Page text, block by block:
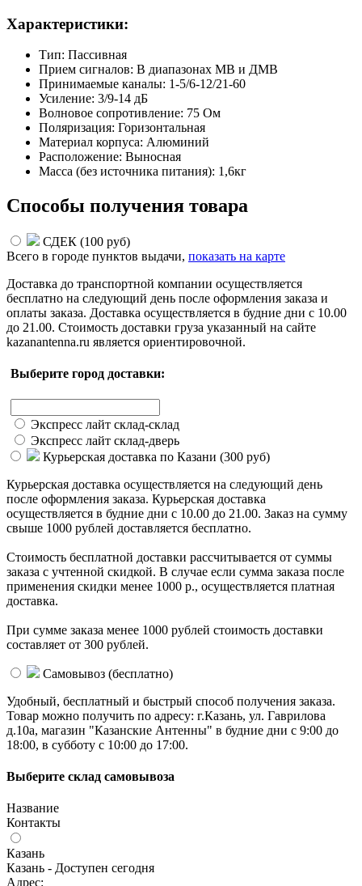
Характеристики:
Тип: Пассивная
Прием сигналов: В диапазонах МВ и ДМВ
Принимаемые каналы: 1-5/6-12/21-60
Усиление: 3/9-14 дБ
Волновое сопротивление: 75 Ом
Поляризация: Горизонтальная
Материал корпуса: Алюминий
Расположение: Выносная
Масса (без источника питания): 1,6кг
Способы получения товара
СДЕК (100 руб)
Всего в городе пунктов выдачи, показать на карте
Доставка до транспортной компании осуществляется
бесплатно на следующий день после оформления заказа и
оплаты заказа. Доставка осуществляется в будние дни с 10.00
до 21.00. Стоимость доставки груза указанный на сайте
kazanantenna.ru является ориентировочной.
Выберите город доставки:
Экспресс лайт склад-склад
Экспресс лайт склад-дверь
Курьерская доставка по Казани (300 руб)
Курьерская доставка осуществляется на следующий день
после оформления заказа. Курьерская доставка
осуществляется в будние дни с 10.00 до 21.00. Заказ на сумму
свыше 1000 рублей доставляется бесплатно.
Стоимость бесплатной доставки раcсчитывается от суммы
заказа с учтенной скидкой. В случае если сумма заказа после
применения скидки менее 1000 р., осуществляется платная
доставка.
При сумме заказа менее 1000 рублей стоимость доставки
составляет от 300 рублей.
Самовывоз (бесплатно)
Удобный, бесплатный и быстрый способ получения заказа.
Товар можно получить по адресу: г.Казань, ул. Гаврилова
д.10а, магазин "Казанские Антенны" в будние дни с 9:00 до
18:00, в субботу с 10:00 до 17:00.
Выберите склад самовывоза
Название
Контакты
Казань
Казань - Доступен сегодня
Адрес: